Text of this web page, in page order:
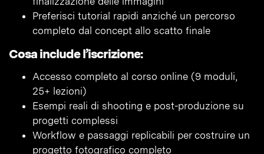
Preferisci tutorial rapidi anziché un percorso
completo dal concept allo scatto finale
Cosa include l’iscrizione:
Accesso completo al corso online (9 moduli,
25+ lezioni)
Esempi reali di shooting e post-produzione su
progetti complessi
Workflow e passaggi replicabili per costruire un
progetto fotografico completo